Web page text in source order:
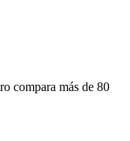
compara más de 80